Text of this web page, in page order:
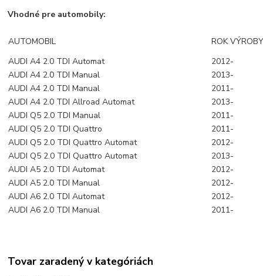
Vhodné pre automobily:
AUTOMOBIL
ROK
AUDI A4 2.0 TDI Automat
2012-
AUDI A4 2.0 TDI Manual
2013-
AUDI A4 2.0 TDI Manual
2011-
AUDI A4 2.0 TDI Allroad Automat
2013-
AUDI Q5 2.0 TDI Manual
2011-
AUDI Q5 2.0 TDI Quattro
2011-
AUDI Q5 2.0 TDI Quattro Automat
2012-
AUDI Q5 2.0 TDI Quattro Automat
2013-
AUDI A5 2.0 TDI Automat
2012-
AUDI A5 2.0 TDI Manual
2012-
AUDI A6 2.0 TDI Automat
2012-
AUDI A6 2.0 TDI Manual
2011-
Tovar zaradený v kategóriách